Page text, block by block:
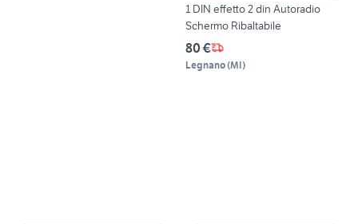
1 DIN effetto 2 din Autoradio
Schermo Ribaltabile
80 €
Legnano(MI)